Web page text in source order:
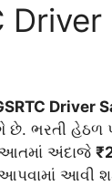
Driver
છે. ભરતી
અંદાજે
આવી